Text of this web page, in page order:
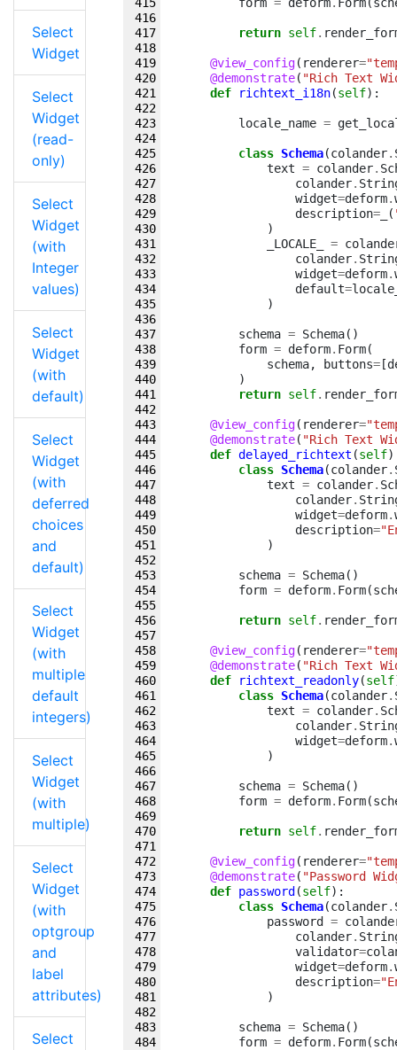
Select
Widget
Select
Widget
(read-
only)
Select
Widget
(with
Integer
values)
Select
Widget
(with
default)
Select
Widget
(with
deferred
choices
and
default)
Select
Widget
(with
multiple
default
integers)
Select
Widget
(with
multiple)
Select
Widget
(with
optgroup
and
label
attributes)
Select
return self.
@view_config( renderer=
@demonstrate( "Rich Text
def
richtext_i18n(self):
locale_name =
class Schema(colander.
text = colander.
colander.
widget=deform.
description= (
)
_LOCALE_
=
colander.
widget=deform.
default=
)
schema = Schema()
form = deform. Form(
schema, buttons= [
)
return self.
@view_config( renderer=
@demonstrate( "Rich Text
def delayed_richtext (self
class Schema(colander.
text = colander.
colander.
widget=deform.
description=
)
schema = Schema()
form = deform. Form(
return self.
@view_config( renderer=
@demonstrate( "Rich Text
def
richtext_readonly(self
class Schema(colander.
text = colander.
colander.
widget=deform.
)
schema = Schema()
form = deform. Form(
return self.
@view_config( renderer=
@demonstrate( "Password
def password (self):
class Schema(colander.
password
=
colander.
validator=
widget=deform.
description=
)
schema = Schema()
form = deform. Form(